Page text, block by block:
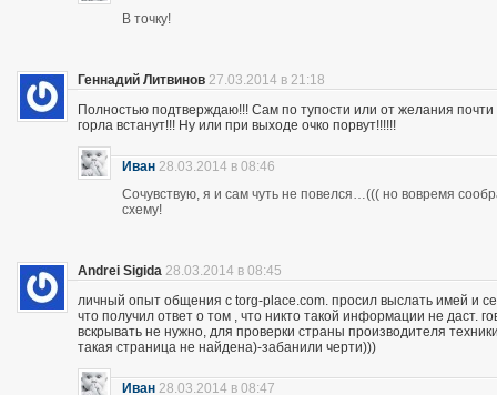
В точку!
Геннадий Литвинов 27.03.2014 в 21:18
Полностью подтверждаю!!! Сам по тупости или от желания
горла встанут!!! Ну или при выходе очко порвут!!!!!!
Иван 28.03.2014 в 08:46
Сочувствую, я и сам чуть не повелся…((( но вовремя
схему!
Andrei Sigida 28.03.2014 в 08:45
личный опыт общения с torg-place.com. просил выслать имей и
что получил ответ о том , что никто такой информации не
вскрывать не нужно, для проверки страны производителя
такая страница не найдена)-забанили черти)))
Иван 28.03.2014 в 08:47